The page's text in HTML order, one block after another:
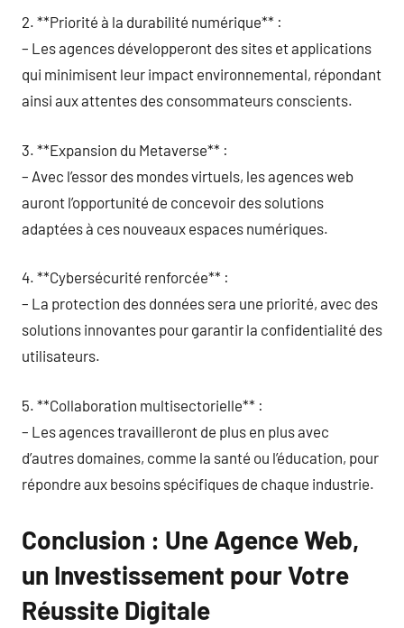
2. **Priorité à la durabilité numérique** :
– Les agences développeront des sites et applications
qui minimisent leur impact environnemental, répondant
ainsi aux attentes des consommateurs conscients.
3. **Expansion du Metaverse** :
– Avec l’essor des mondes virtuels, les agences web
auront l’opportunité de concevoir des solutions
adaptées à ces nouveaux espaces numériques.
4. **Cybersécurité renforcée** :
– La protection des données sera une priorité, avec des
solutions innovantes pour garantir la confidentialité des
utilisateurs.
5. **Collaboration multisectorielle** :
– Les agences travailleront de plus en plus avec
d’autres domaines, comme la santé ou l’éducation, pour
répondre aux besoins spécifiques de chaque industrie.
Conclusion : Une Agence Web,
un Investissement pour Votre
Réussite Digitale